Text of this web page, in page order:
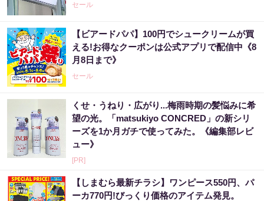
セール
【ビアードパパ】100円でシュークリームが買
える!お得なクーポンは公式アプリで配信中《8
月8日まで》
セール
くせ・うねり・広がり...梅雨時期の髪悩みに希
望の光。「matsukiyo CONCRED」の新シリ
ーズを1か月ガチで使ってみた。《編集部レビ
ュー》
[PR]
【しまむら最新チラシ】ワンピース550円、パ
ーカ770円!びっくり価格のアイテム発見。